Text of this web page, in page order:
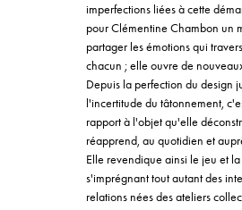
imperfections liées à cette
pour Clémentine Chambon un
partager les émotions qui
chacun ; elle ouvre de
Depuis la perfection du design
l'incertitude du tâtonnement,
rapport à l'objet qu'elle
réapprend, au quotidien et
Elle revendique ainsi le jeu et
s'imprégnant tout autant des
relations nées des ateliers